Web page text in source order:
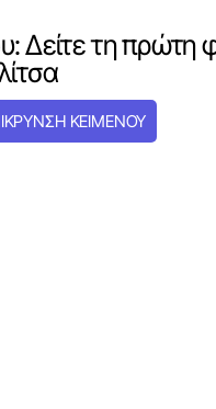
Δείτε τη πρώτη
ΚΕΙΜΕΝΟΥ